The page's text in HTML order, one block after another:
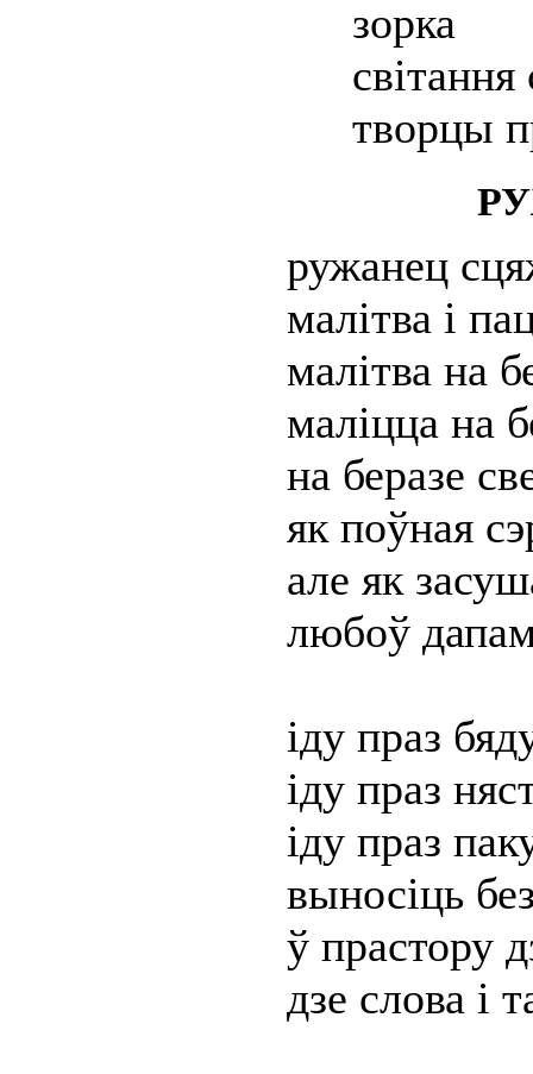
зорка
творцы
ружанец
малітва і
малітва на
маліцца на
на беразе
як поўная
але як
любоў
іду праз
іду праз
іду праз
выносіць
ў прастору
дзе слова і